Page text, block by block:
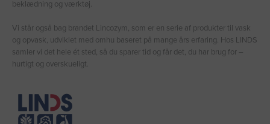
beklædning og værktøj.
Vi står også bag brandet Lincozym, som er en serie af produkter til vask
og opvask, udviklet med omhu baseret på mange års erfaring. Hos LINDS
samler vi det hele ét sted, så du sparer tid og får det, du har brug for –
hurtigt og overskueligt.